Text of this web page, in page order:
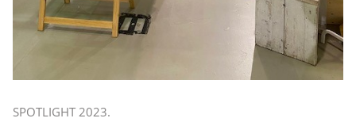
SPOTLIGHT 2023.